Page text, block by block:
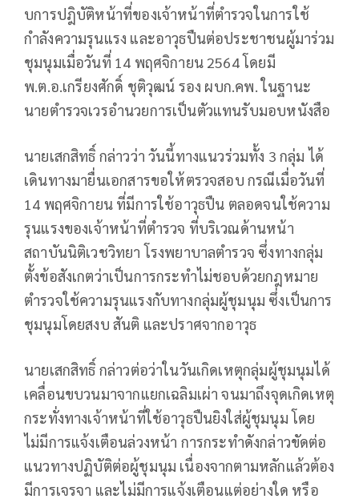
บการปฎิบัติหน้าที่ของเจ้าหน้าที่ตำรวจในการใช้
กำลังความรุนแรง และอาวุธปืนต่อประชาชนผู้มาร่วม
ชุมนุมเมื่อวันที่ 14 พฤศจิกายน 2564 โดยมี
พ.ต.อ.เกรียงศักดิ์ ชุติวุฒน์ รอง ผบก.คพ. ในฐานะ
นายตำรวจเวรอำนวยการเป็นตัวแทนรับมอบหนังสือ
นายเสกสิทธิ์ กล่าวว่า วันนี้ทางแนวร่วมทั้ง 3 กลุ่ม ได้
เดินทางมายื่นเอกสารขอให้ตรวจสอบ กรณีเมื่อวันที่
14 พฤศจิกายน ที่มีการใช้อาวุธปืน ตลอดจนใช้ความ
รุนแรงของเจ้าหน้าที่ตำรวจ ที่บริเวณด้านหน้า
สถาบันนิติเวชวิทยา โรงพยาบาลตำรวจ ซึ่งทางกลุ่ม
ตั้งข้อสังเกตว่าเป็นการกระทำไม่ชอบด้วยกฎหมาย
ตำรวจใช้ความรุนแรงกับทางกลุ่มผู้ชุมนุม ซึ่งเป็นการ
ชุมนุมโดยสงบ สันติ และปราศจากอาวุธ
นายเสกสิทธิ์ กล่าวต่อว่าในวันเกิดเหตุกลุ่มผู้ชุมนุมได้
เคลื่อนขบวนมาจากแยกเฉลิมเผ่า จนมาถึงจุดเกิดเหตุ
กระทั่งทางเจ้าหน้าที่ใช้อาวุธปืนยิงใส่ผู้ชุมนุม โดย
ไม่มีการแจ้งเตือนล่วงหน้า การกระทำดังกล่าวขัดต่อ
แนวทางปฏิบัติต่อผู้ชุมนุม เนื่องจากตามหลักแล้วต้อง
มีการเจรจา และไม่มีการแจ้งเตือนแต่อย่างใด หรือ